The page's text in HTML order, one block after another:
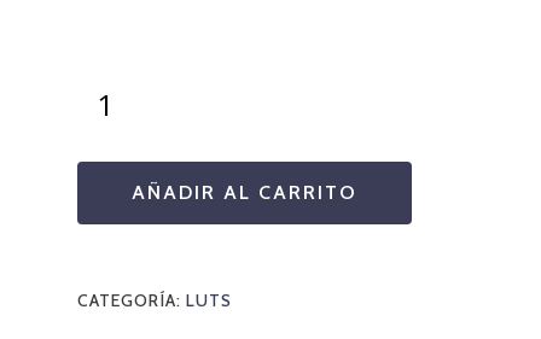
AÑADIR AL CARRITO
CATEGORÍA: LUTS